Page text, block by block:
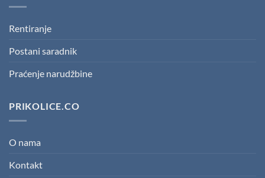
Rentiranje
Postani saradnik
Praćenje narudžbine
PRIKOLICE.CO
O nama
Kontakt